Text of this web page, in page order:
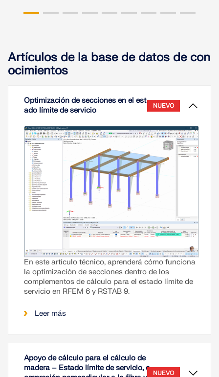
Artículos de la base de datos de con
ocimientos
Optimización de secciones en el est
ado límite de servicio
NUEVO
En este artículo técnico, aprenderá cómo funciona
la optimización de secciones dentro de los
complementos de cálculo para el estado límite de
servicio en RFEM 6 y RSTAB 9.
Leer más
Apoyo de cálculo para el cálculo de
madera – Estado límite de servicio, c
NUEVO